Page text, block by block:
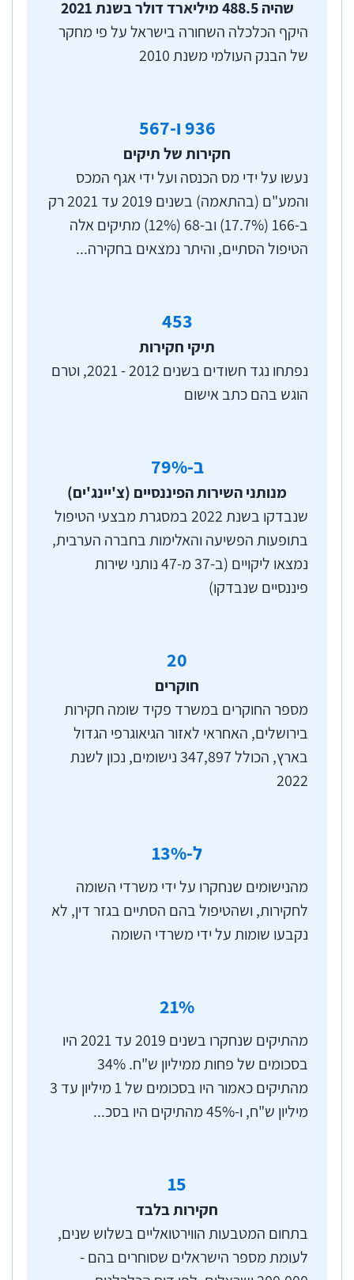
פקיד שומה לחקירות הוא פקיד שקיבל סמכויות חקירה
פליליות ממנהל רשות המיסים וכן הרשאה מהשר
הממונה על המשטרה להשתמש בסמכויות הנתונות
שהיה 488.5 מיליארד דולר בשנת 2021
היקף הכלכלה השחורה בישראל על פי מחקר
של הבנק העולמי משנת 2010
936ו-567
חקירות של תיקים
נעשו על ידי מס הכנסה ועל ידי אגף המכס
והמע"ם (בהתאמה) בשנים 2019 עד 2021 רק
ב-166 (17.7%) וב-68 (12%) מתיקים אלה
הטיפול הסתיים, והיתר נמצאים בחקירה...
453
תיקי חקירות
נפתחו נגד חשודים בשנים 2012 - 2021, וטרם
הוגש בהם כתב אישום
ב- 79%
מנותני השירות הפיננסיים (צ'יינג'ים)
שנבדקו בשנת 2022 במסגרת מבצעי הטיפול
בתופעות הפשיעה והאלימות בחברה הערבית,
נמצאו ליקויים (ב-37 מ-47 נותני שירות
פיננסיים שנבדקו)
20
חוקרים
מספר החוקרים במשרד פקיד שומה חקירות
בירושלים, האחראי לאזור הגיאוגרפי הגדול
בארץ, הכולל 347,897 נישומים, נכון לשנת
2022
ל- 13%
מהנישומים שנחקרו על ידי משרדי השומה
לחקירות, ושהטיפול בהם הסתיים בגזר דין, לא
נקבעו שומות על ידי משרדי השומה
21%
מהתיקים שנחקרו בשנים 2019 עד 2021 היו
בסכומים של פחות ממיליון ש"ח. 34%
מהתיקים כאמור היו בסכומים של 1 מיליון עד 3
מיליון ש"ח, ו-45% מהתיקים היו בסכ...
15
חקירות בלבד
בתחום המטבעות הווירטואליים בשלוש שנים,
לעומת מספר הישראלים שסוחרים בהם -